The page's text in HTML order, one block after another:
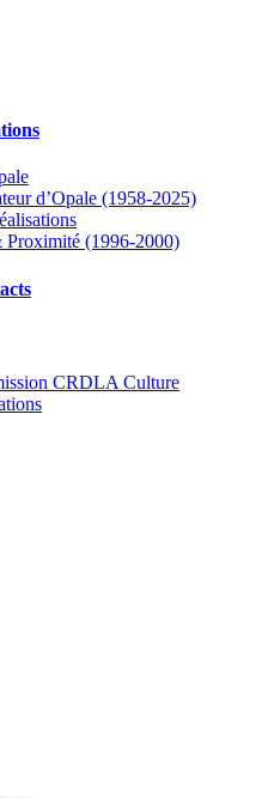
d’Opale (1958-2025)
(1996-2000)
CRDLA Culture